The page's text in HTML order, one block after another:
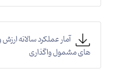
آمار عملکرد سالانه ارزش
های مشمول واگذاری